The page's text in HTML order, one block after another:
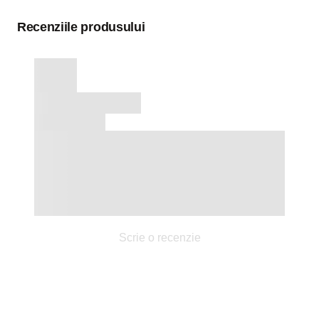
Recenziile produsului
Scrie o recenzie